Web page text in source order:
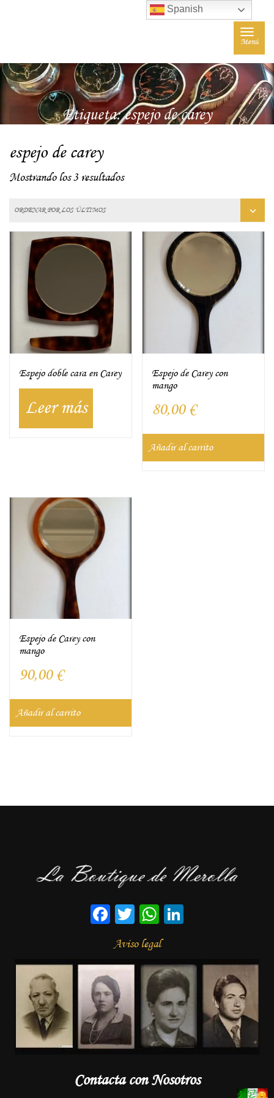
Toggle
Menú
Etiqueta:espejo de carey
espejo de carey
Mostrando los 3 resultados
Espejo doble cara en Carey
Leer más
Espejo de Carey con
mango
80,00 €
Añadir al carrito
Espejo de Carey con
mango
90,00 €
Añadir al carrito
Facebook
TwitterWhatsApp
Aviso legal
Contacta con Nosotros
Spanish